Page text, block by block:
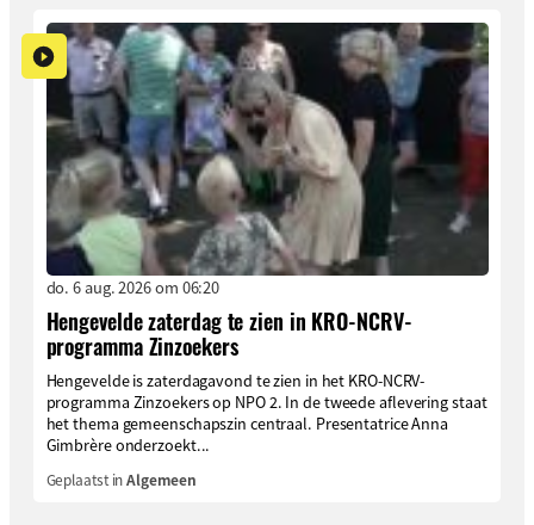
do. 6 aug. 2026 om 06:20
Hengevelde zaterdag te zien in KRO-NCRV-
programma Zinzoekers
Hengevelde is zaterdagavond te zien in het KRO-NCRV-
programma Zinzoekers op NPO 2. In de tweede aflevering staat
het thema gemeenschapszin centraal. Presentatrice Anna
Gimbrère onderzoekt...
Geplaatst inAlgemeen